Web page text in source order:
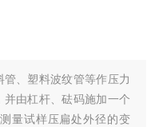
、塑料波纹管等作压力
由杠杆、砝码施加一个
量试样压扁处外径的变